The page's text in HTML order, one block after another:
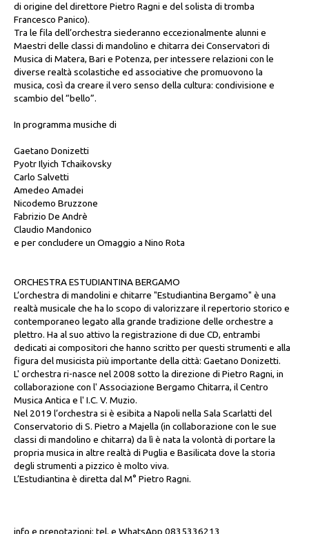
di origine del direttore Pietro Ragni e del solista di tromba
Francesco Panico).
Tra le fila dell’orchestra siederanno eccezionalmente alunni e
Maestri delle classi di mandolino e chitarra dei Conservatori di
Musica di Matera, Bari e Potenza, per intessere relazioni con le
diverse realtà scolastiche ed associative che promuovono la
musica, così da creare il vero senso della cultura: condivisione e
scambio del “bello”.
In programma musiche di
Gaetano Donizetti
Pyotr Ilyich Tchaikovsky
Carlo Salvetti
Amedeo Amadei
Nicodemo Bruzzone
Fabrizio De Andrè
Claudio Mandonico
e per concludere un Omaggio a Nino Rota
ORCHESTRA ESTUDIANTINA BERGAMO
L’orchestra di mandolini e chitarre "Estudiantina Bergamo" è una
realtà musicale che ha lo scopo di valorizzare il repertorio storico e
contemporaneo legato alla grande tradizione delle orchestre a
plettro. Ha al suo attivo la registrazione di due CD, entrambi
dedicati ai compositori che hanno scritto per questi strumenti e alla
figura del musicista più importante della città: Gaetano Donizetti.
L' orchestra ri-nasce nel 2008 sotto la direzione di Pietro Ragni, in
collaborazione con l' Associazione Bergamo Chitarra, il Centro
Musica Antica e l' I.C. V. Muzio.
Nel 2019 l’orchestra si è esibita a Napoli nella Sala Scarlatti del
Conservatorio di S. Pietro a Majella (in collaborazione con le sue
classi di mandolino e chitarra) da lì è nata la volontà di portare la
propria musica in altre realtà di Puglia e Basilicata dove la storia
degli strumenti a pizzico è molto viva.
L’Estudiantina è diretta dal M° Pietro Ragni.
info e prenotazioni: tel. e WhatsApp 0835336213